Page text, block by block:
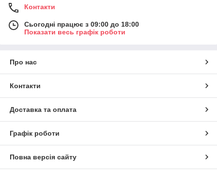
Замок Ангела (Італія)
У комплект картин за номерами входять
Акрилові фарби потрібних відтінків.
Пензлі різних розмірів.
Поради початківцям як намювати замок
Оберіть найцікавіший сюжет для себе
Переконайтеся, що картинка по номерам замок вас
надихає, адже процес займає певний час.
Підготуйте робоче місце. Забезпечте достатнє
Контакти
Сьогодні працює з 09:00 до 18:00
Показати весь графік роботи
Про нас
Контакти
Доставка та оплата
Графік роботи
Повна версія сайту